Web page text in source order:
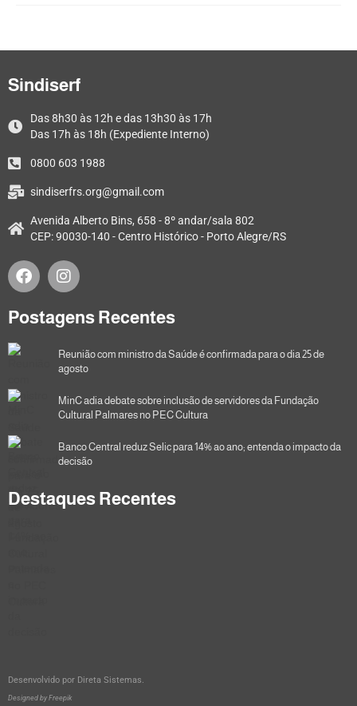
Sindiserf
Das 8h30 às 12h e das 13h30 às 17h
Das 17h às 18h (Expediente Interno)
0800 603 1988
sindiserfrs.org@gmail.com
Avenida Alberto Bins, 658 - 8º andar/sala 802
CEP: 90030-140 - Centro Histórico - Porto Alegre/RS
Postagens Recentes
Reunião com ministro da Saúde é confirmada para o dia 25 de
agosto
MinC adia debate sobre inclusão de servidores da Fundação
Cultural Palmares no PEC Cultura
Banco Central reduz Selic para 14% ao ano; entenda o impacto da
decisão
Destaques Recentes
Desenvolvido por Direta Sistemas
Designed by Freepik